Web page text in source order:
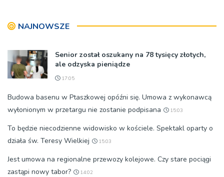
[ZDJĘCIA]
NAJNOWSZE
Senior został oszukany na 78 tysięcy złotych,
ale odzyska pieniądze
17:05
Budowa basenu w Ptaszkowej opóźni się. Umowa z wykonawcą
wyłonionym w przetargu nie zostanie podpisana
15:03
To będzie niecodzienne widowisko w kościele. Spektakl oparty o
działa św. Teresy Wielkiej
15:03
Jest umowa na regionalne przewozy kolejowe. Czy stare pociągi
zastąpi nowy tabor?
14:02